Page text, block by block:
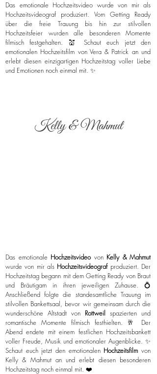
Das emotionale Hochzeitsvideo wurde von mir als
Hochzeitsvideograf produziert. Vom Getting Ready
über die freie Trauung bis hin zur stilvollen
Hochzeitsfeier wurden alle besonderen Momente
filmisch festgehalten. 💒 Schaut euch jetzt den
emotionalen Hochzeitsfilm von Vera & Patrick an und
erlebt diesen einzigartigen Hochzeitstag voller Liebe
und Emotionen noch einmal mit. ✨
Kelly & Mahmut
Das emotionale Hochzeitsvideovon Kelly & Mahmut
wurde von mir als Hochzeitsvideograf produziert. Der
Hochzeitstag begann mit dem Getting Ready von Braut
und Bräutigam in ihren jeweiligen Zuhause. 💍
Anschließend folgte die standesamtliche Trauung im
stilvollen Bankettsaal, bevor wir gemeinsam durch die
wunderschöne Altstadt von Rottweil spazierten und
romantische Momente filmisch festhielten. 🥂 Der
Abend endete mit einem festlichen Hochzeitsbankett
voller Freude, Musik und emotionaler Augenblicke. ✨
Schaut euch jetzt den emotionalen Hochzeitsfilmvon
Kelly & Mahmut an und erlebt diesen besonderen
Hochzeitstag noch einmal mit. ❤️